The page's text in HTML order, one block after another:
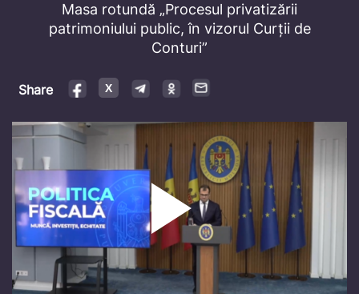
Masa rotundă „Procesul privatizării
patrimoniului public, în vizorul Curții de
Conturi”
Share